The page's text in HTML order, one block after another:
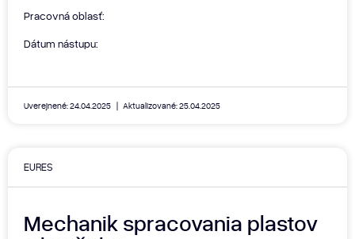
Pracovná oblasť:
Dátum nástupu:
Uverejnené: 24.04.2025 Aktualizované: 25.04.2025
EURES
Mechanik spracovania plastov